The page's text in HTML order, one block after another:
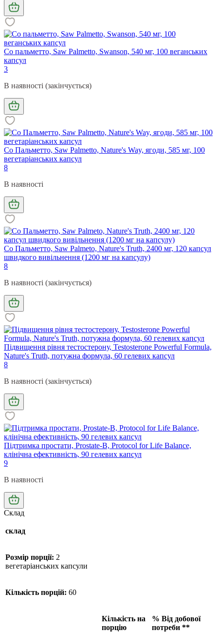
Со пальметто, Saw Palmetto, Swanson, 540 мг, 100 веганських
капсул
3
В наявності (закінчується)
Со Пальметто, Saw Palmetto, Nature's Way, ягоди, 585 мг, 100
вегетаріанських капсул
8
В наявності
Со Пальметто, Saw Palmeto, Nature's Truth, 2400 мг, 120 капсул
швидкого вивільнення (1200 мг на капсулу)
8
В наявності (закінчується)
Підвищення рівня тестостерону, Testosterone Powerful Formula,
Nature's Truth, потужна формула, 60 гелевих капсул
8
В наявності (закінчується)
Підтримка простати, Prostate-B, Protocol for Life Balance,
клінічна ефективність, 90 гелевих капсул
9
В наявності
Склад
склад
Розмір порції: 2
вегетаріанських капсули
Кількість порцій: 60
Кількість на
порцію
% Від добової
потреби **